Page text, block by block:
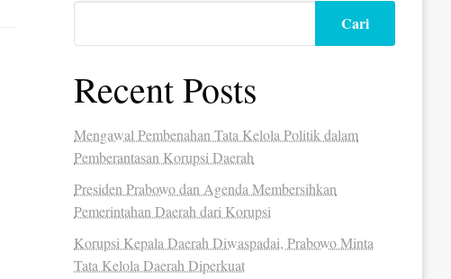
Cari
Recent Posts
Mengawal Pembenahan Tata Kelola Politik dalam
Pemberantasan Korupsi Daerah
Presiden Prabowo dan Agenda Membersihkan
Pemerintahan Daerah dari Korupsi
Korupsi Kepala Daerah Diwaspadai, Prabowo Minta
Tata Kelola Daerah Diperkuat